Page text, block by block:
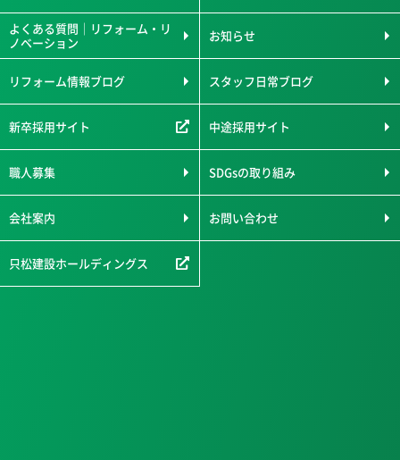
よくある質問｜リフォーム・リ
ノベーション
お知らせ
リフォーム情報ブログ スタッフ日常ブログ
新卒採用サイト 中途採用サイト
職人募集 SDGsの取り組み
会社案内 お問い合わせ
只松建設ホールディングス